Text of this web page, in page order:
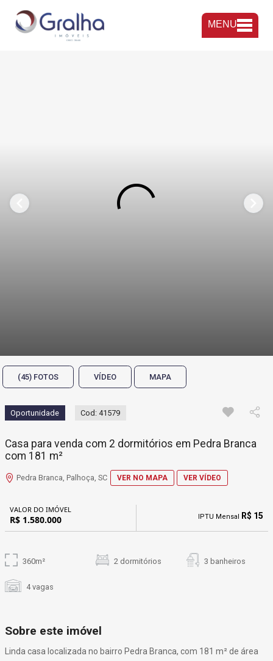
MENU
(45) FOTOS VÍDEO MAPA
Oportunidade Cod: 41579
Casa para venda com 2 dormitórios em Pedra Branca
com 181 m²
Pedra Branca, Palhoça, SC VER NO MAPA VER VÍDEO
VALOR DO IMÓVEL
R$ 1.580.000 IPTU Mensal R$ 15
360m² 2 dormitórios 3 banheiros
4 vagas
Sobre este imóvel
Linda casa localizada no bairro Pedra Branca, com 181 m² de área